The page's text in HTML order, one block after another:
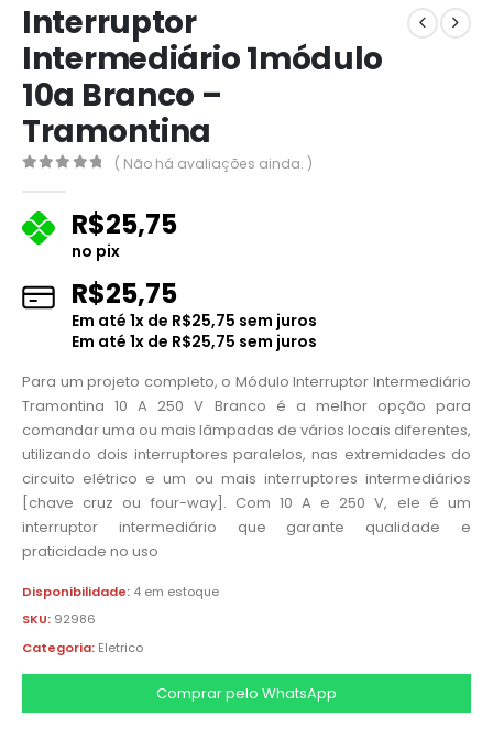
Interruptor
Intermediário 1módulo
10a Branco –
Tramontina
( Não há avaliações ainda. )
R$25,75
no pix
R$25,75
Em até 1x de R$25,75 sem juros
Em até 1x de R$25,75 sem juros
Para um projeto completo, o Módulo Interruptor Intermediário
Tramontina 10 A 250 V Branco é a melhor opção para
comandar uma ou mais lâmpadas de vários locais diferentes,
utilizando dois interruptores paralelos, nas extremidades do
circuito elétrico e um ou mais interruptores intermediários
[chave cruz ou four-way]. Com 10 A e 250 V, ele é um
interruptor intermediário que garante qualidade e
praticidade no uso
Disponibilidade: 4 em estoque
SKU: 92986
Categoria: Eletrico
Comprar pelo WhatsApp